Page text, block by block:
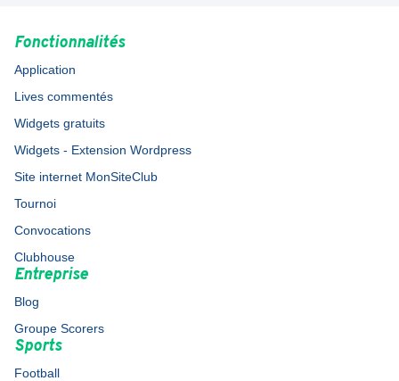
Fonctionnalités
Application
Lives commentés
Widgets gratuits
Widgets - Extension Wordpress
Site internet MonSiteClub
Tournoi
Convocations
Clubhouse
Entreprise
Blog
Groupe Scorers
Sports
Football